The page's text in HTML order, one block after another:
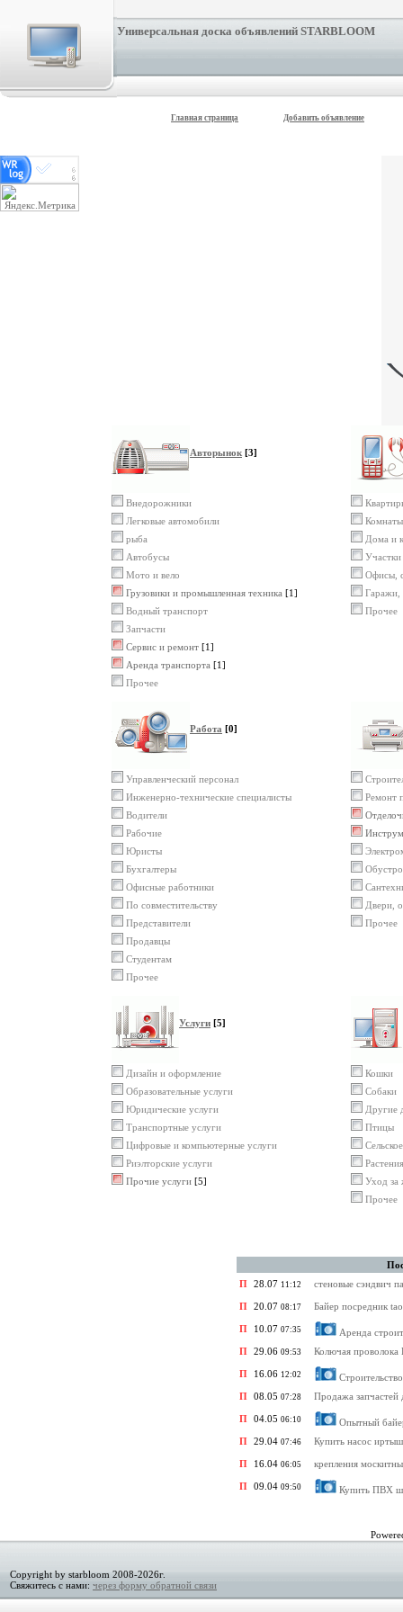
Универсальная доска объявлений STARBLOOM
Главная страница Добавить объявление
Авторынок [3]
Внедорожники
Легковые автомобили
рыба
Автобусы
Мото и вело
Грузовики и промышленная техника [1]
Водный транспорт
Запчасти
Сервис и ремонт [1]
Аренда транспорта [1]
Прочее
Комнаты
Дома и
Участки
Офисы,
Гаражи,
Прочее
Работа [0]
Управленческий персонал
Инженерно-технические специалисты
Водители
Рабочие
Юристы
Бухгалтеры
Офисные работники
По совместительству
Представители
Продавцы
Студентам
Прочее
Ремонт
Двери,
Прочее
Услуги [5]
Дизайн и оформление
Образовательные услуги
Юридические услуги
Транспортные услуги
Цифровые и компьютерные услуги
Риэлторские услуги
Прочие услуги [5]
Кошки
Собаки
Другие
Птицы
Растения
Уход за
Прочее
П 28.07 11:12 стеновые сэндвич
П 20.07 08:17 Байер посредник
П 10.07 07:35
Аренда
П 29.06 09:53 Колючая проволока
П 16.06 12:02
П 08.05 07:28 Продажа запчастей
П 04.05 06:10
Опытный
П 29.04 07:46 Купить насос
П 16.04 06:05 крепления
П 09.04 09:50 Купить ПВХ
Copyright by starbloom 2008-2026г.
Свяжитесь с нами: через форму обратной связи